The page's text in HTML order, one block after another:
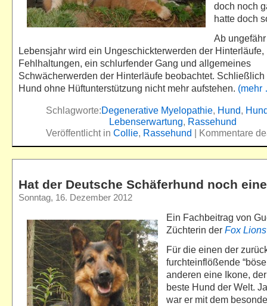
doch noch
hatte doch
Ab
Lebensjahr wird ein Ungeschickterwerden der Hinterläufe,
Fehlhaltungen, ein schlurfender Gang und allgemeines
Schwächerwerden der Hinterläufe beobachtet. Schließlich
Hund ohne Hüftunterstützung nicht mehr aufstehen.
Schlagworte:Degenerative Myelopathie, Hund,
Lebenserwartung, Rassehund
Veröffentlicht in Collie, Rassehund | Kommentare
Hat der Deutsche Schäferhund noch
Sonntag, 16. Dezember 2012
Ein Fachbeitrag von
Züchterin der Fox
Für die einen der
furchteinflößende
anderen eine Ikone,
beste Hund der Welt.
war er mit dem